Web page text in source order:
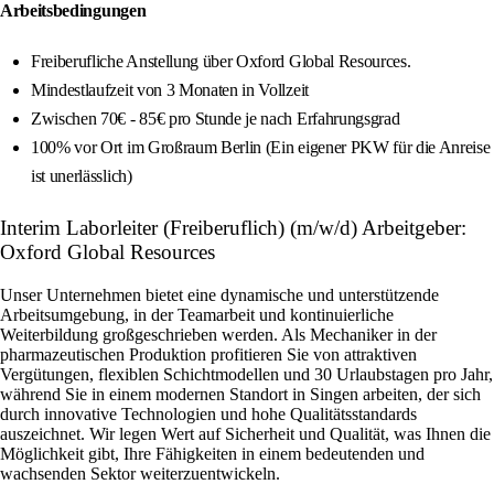
Arbeitsbedingungen
Freiberufliche Anstellung über Oxford Global Resources.
Mindestlaufzeit von 3 Monaten in Vollzeit
Zwischen 70€ - 85€ pro Stunde je nach Erfahrungsgrad
100% vor Ort im Großraum Berlin (Ein eigener PKW für die Anreise
ist unerlässlich)
Interim Laborleiter (Freiberuflich) (m/w/d) Arbeitgeber:
Oxford Global Resources
Unser Unternehmen bietet eine dynamische und unterstützende
Arbeitsumgebung, in der Teamarbeit und kontinuierliche
Weiterbildung großgeschrieben werden. Als Mechaniker in der
pharmazeutischen Produktion profitieren Sie von attraktiven
Vergütungen, flexiblen Schichtmodellen und 30 Urlaubstagen pro Jahr,
während Sie in einem modernen Standort in Singen arbeiten, der sich
durch innovative Technologien und hohe Qualitätsstandards
auszeichnet. Wir legen Wert auf Sicherheit und Qualität, was Ihnen die
Möglichkeit gibt, Ihre Fähigkeiten in einem bedeutenden und
wachsenden Sektor weiterzuentwickeln.